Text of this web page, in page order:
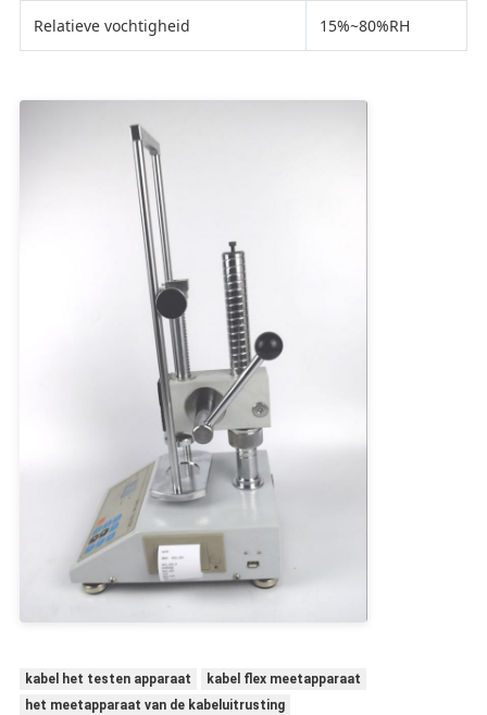
Relatieve vochtigheid 15%~80%RH
kabel het testen apparaat
kabel flex meetapparaat
het meetapparaat van de kabeluitrusting